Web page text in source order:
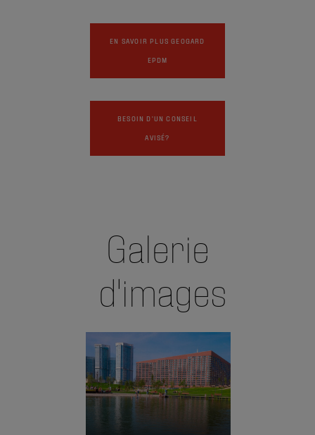
EN SAVOIR PLUS GEOGARD
EPDM
BESOIN D'UN CONSEIL
AVISÉ?
Galerie
d'images